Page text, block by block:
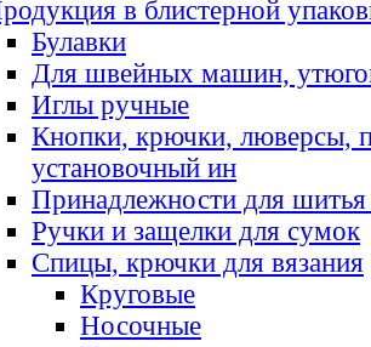
в блистерной
Булавки
Для швейных машин,
Иглы ручные
Кнопки, крючки, люверсы,
установочный ин
Принадлежности для шитья
Ручки и защелки для сумок
Спицы, крючки для вязания
Круговые
Носочные